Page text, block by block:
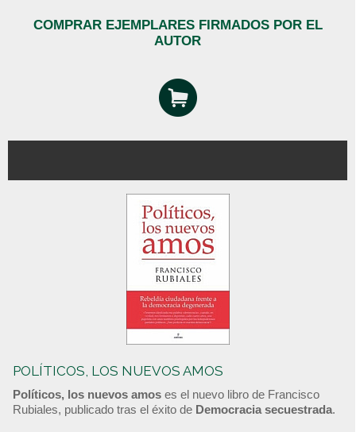
COMPRAR EJEMPLARES FIRMADOS POR EL
AUTOR
POLÍTICOS, LOS NUEVOS AMOS
Políticos, los nuevos amos es el nuevo libro de Francisco
Rubiales, publicado tras el éxito de Democracia secuestrada.